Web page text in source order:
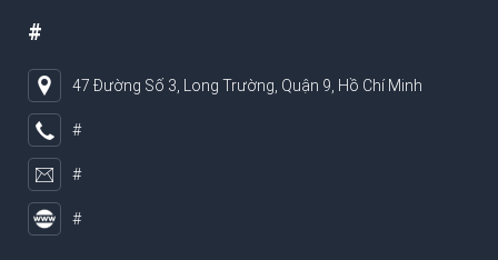
#
47 Đường Số 3, Long Trường, Quận 9, Hồ Chí Minh
#
#
#